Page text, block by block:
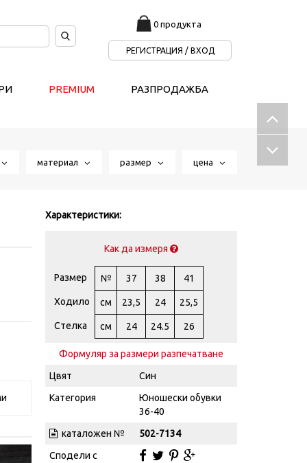
0 продукта
РЕГИСТРАЦИЯ / ВХОД
PREMIUM РАЗПРОДАЖБА
материал размер цена
Характеристики:
Как да измеря
Размер № 37 38 41
Ходило см 23,5 24 25,5
Стелка см 24 24.5 26
Формуляр за размери разпечатване
Цвят
Син
Категория
Юношески обувки
36-40
каталожен №
502-7134
Сподели с